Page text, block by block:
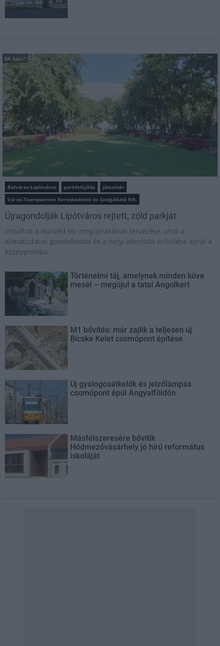
Mi épül?
Belváros-Lipótváros parkfelújítás
játszótér
Város-Teampannon Kereskedelmi és Szolgáltató Kft.
Újragondolják Lipótváros rejtett, zöld parkját
Indulhat a Honvéd tér megújításának tervezése, ahol a
klímatudatos gondolkodás és a helyi identitás erősítése kerül a
középpontba.
Történelmi táj, amelynek minden köve
mesél – megújul a tatai Angolkert
M1 bővítés: már zajlik a teljesen új
Bicske Kelet csomópont építése
Új gyalogosátkelők és jelzőlámpás
csomópont épül Angyalföldön
Másfélszeresére bővítik
Hódmezővásárhely jó hírű református
iskoláját